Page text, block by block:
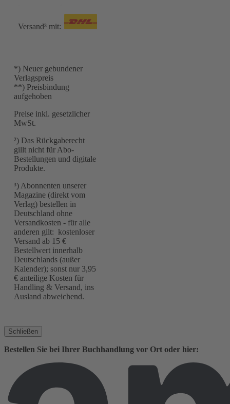
Versand³ mit:
*) Neuer gebundener
Verlagspreis
**) Preisbindung
aufgehoben
Preise inkl. gesetzlicher
MwSt.
²) Das Rückgaberecht
gillt nicht für Abo-
Bestellungen und digitale
Produkte.
³) Abonnenten unserer
Magazine (direkt vom
Verlag) bestellen in
Deutschland ohne
Versandkosten - für alle
anderen gilt: kostenloser
Versand ab 15 €
Bestellwert innerhalb
Deutschlands (außer
Kalender); sonst nur 3,95
€ anteilige Kosten für
Handling & Versand, ins
Ausland abweichend.
Schließen
Bestellen Sie bei Ihrer Buchhandlung vor Ort oder hier: